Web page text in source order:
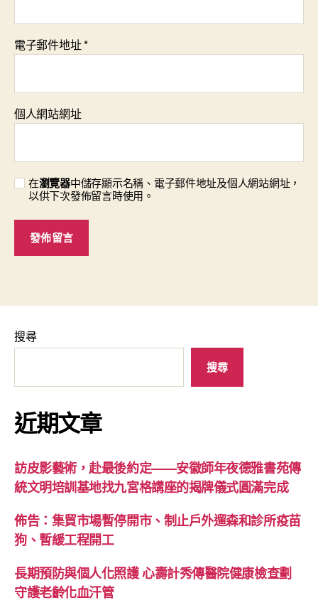
電子郵件地址*
個人網站網址
在瀏覽器中儲存顯示名稱、電子郵件地址及個人網站網址，
以供下次發佈留言時使用。
搜尋
搜尋
近期文章
訪皮影藝術，赴最後約定——安徽師年夜德雅書苑傳
統文明培訓基地找九宮格講座的揭牌儀式圓滿完成
佈告：集貿市場暫停開市、制止戶外遛森和診所疫苗
狗、暫緩工程開工
長期預防與個人化照護 心壽計秀傳醫院健康檢查劃
守護老齡化血汗管